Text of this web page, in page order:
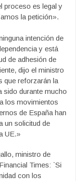
proceso es legal y
la petición».
intención de
y está
de adhesión de
dijo el ministro
que reforzarán la
sido durante mucho
los movimientos
de España han
un solicitud de
UE.»
ministro de
Times: `Si
con los